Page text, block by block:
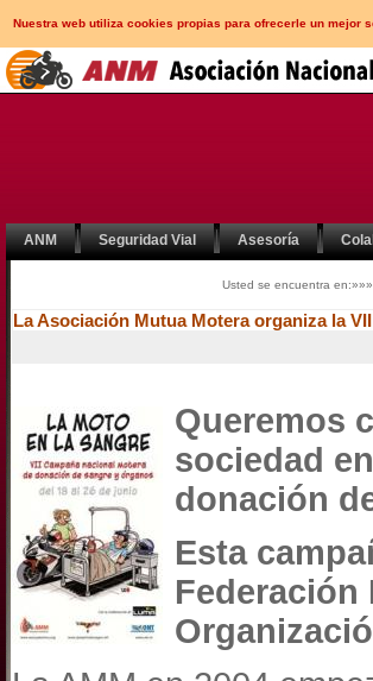
Nuestra web utiliza cookies propias para ofrecerle un mejor
ANM Seguridad Vial Asesoría
Usted se encuentra en:»»»
La Asociación Mutua Motera organiza la
Queremos
sociedad
donación
Esta
Federación